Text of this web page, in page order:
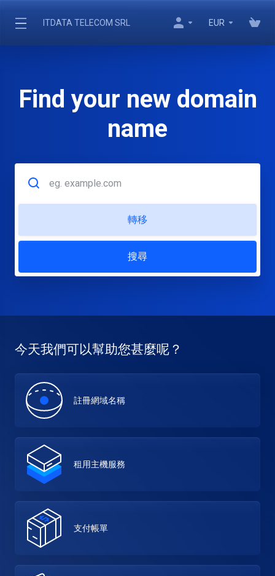
ITDATA TELECOM SRL EUR
Find your new domain
name
轉移
搜尋
今天我們可以幫助您甚麼呢？
註冊網域名稱
租用主機服務
支付帳單